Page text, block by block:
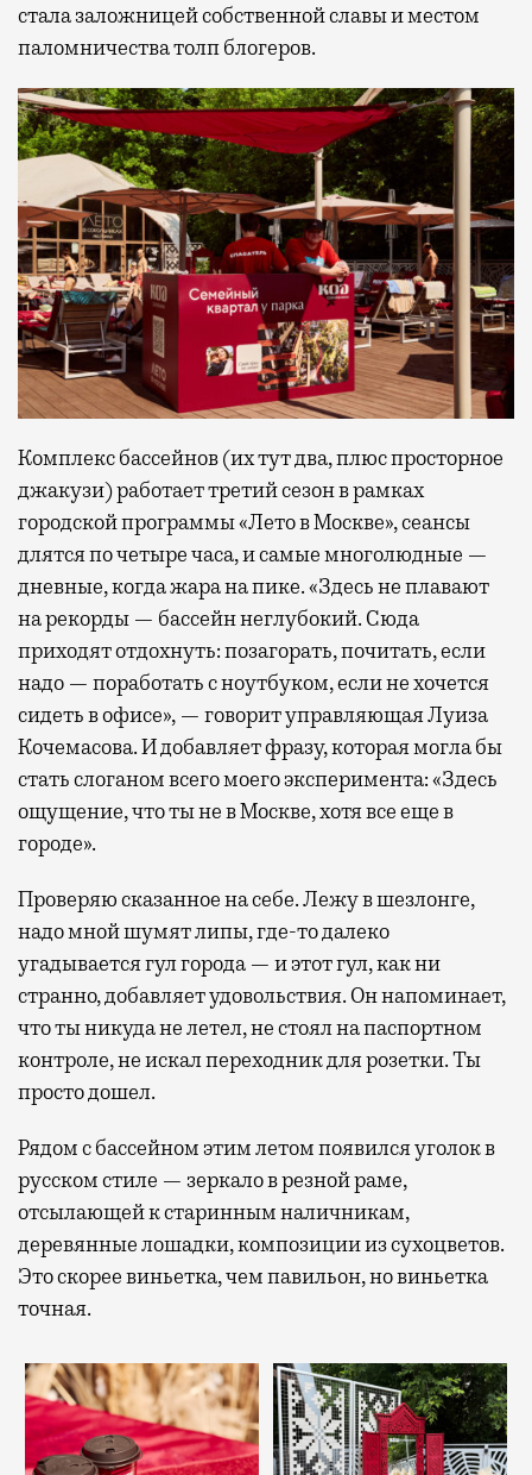
стала заложницей собственной славы и местом
паломничества толп блогеров.
Комплекс бассейнов (их тут два, плюс просторное
джакузи) работает третий сезон в рамках
городской программы «Лето в Москве», сеансы
длятся по четыре часа, и самые многолюдные —
дневные, когда жара на пике. «Здесь не плавают
на рекорды — бассейн неглубокий. Сюда
приходят отдохнуть: позагорать, почитать, если
надо — поработать с ноутбуком, если не хочется
сидеть в офисе», — говорит управляющая Луиза
Кочемасова. И добавляет фразу, которая могла бы
стать слоганом всего моего эксперимента: «Здесь
ощущение, что ты не в Москве, хотя все еще в
городе».
Проверяю сказанное на себе. Лежу в шезлонге,
надо мной шумят липы, где-то далеко
угадывается гул города — и этот гул, как ни
странно, добавляет удовольствия. Он напоминает,
что ты никуда не летел, не стоял на паспортном
контроле, не искал переходник для розетки. Ты
просто дошел.
Рядом с бассейном этим летом появился уголок в
русском стиле — зеркало в резной раме,
отсылающей к старинным наличникам,
деревянные лошадки, композиции из сухоцветов.
Это скорее виньетка, чем павильон, но виньетка
точная.